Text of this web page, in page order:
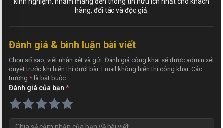
hàng, đối tác và độc giả.
Đánh giá & bình luận bài viết
Chọn số sao, viết nhận xét và gửi. Đánh giá công khai sẽ được admin xét
duyệt trước khi hiển thị dưới bài. Email không hiển thị công khai. Các
trường * là bắt buộc.
Đánh giá của bạn *